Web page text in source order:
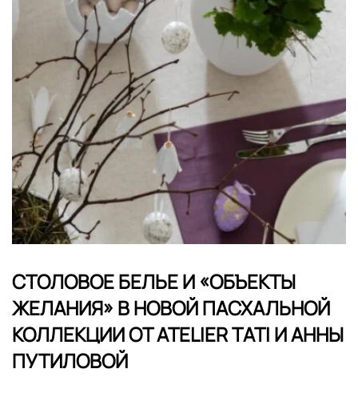
СТОЛОВОЕ БЕЛЬЕ И «ОБЪЕКТЫ
ЖЕЛАНИЯ» В НОВОЙ ПАСХАЛЬНОЙ
КОЛЛЕКЦИИ ОТ ATELIER TATI И АННЫ
ПУТИЛОВОЙ